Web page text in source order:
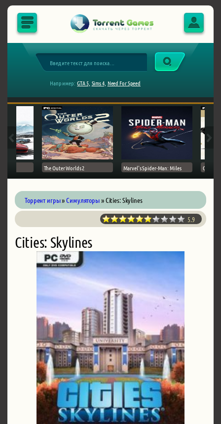
Например: GTA 5, Sims 4, Need For Speed
The Outer Worlds 2 Marvel's Spider-Man: Miles Ghost
Торрент игры»Симуляторы» Cities: Skylines
5.9
Cities: Skylines